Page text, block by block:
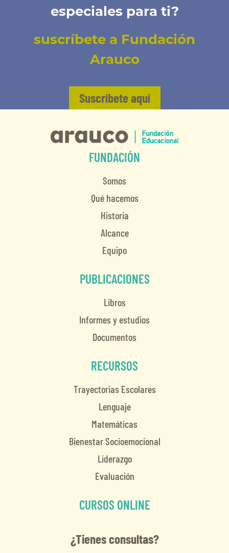
especiales para ti?
suscríbete a Fundación
Arauco
Suscríbete aquí
FUNDACIÓN
Somos
Qué hacemos
Historia
Alcance
Equipo
PUBLICACIONES
Libros
Informes y estudios
Documentos
RECURSOS
Trayectorias Escolares
Lenguaje
Matemáticas
Bienestar Socioemocional
Liderazgo
Evaluación
CURSOS ONLINE
¿Tienes consultas?